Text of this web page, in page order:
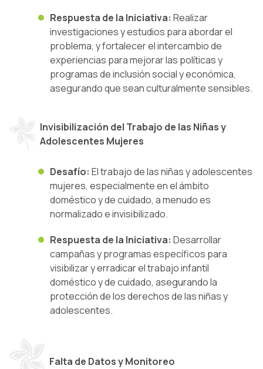
Respuesta de la Iniciativa: Realizar
investigaciones y estudios para abordar el
problema, y fortalecer el intercambio de
experiencias para mejorar las políticas y
programas de inclusión social y económica,
asegurando que sean culturalmente sensibles.
Invisibilización del Trabajo de las Niñas y
Adolescentes Mujeres
Desafío: El trabajo de las niñas y adolescentes
mujeres, especialmente en el ámbito
doméstico y de cuidado, a menudo es
normalizado e invisibilizado.
Respuesta de la Iniciativa: Desarrollar
campañas y programas específicos para
visibilizar y erradicar el trabajo infantil
doméstico y de cuidado, asegurando la
protección de los derechos de las niñas y
adolescentes.
Falta de Datos y Monitoreo